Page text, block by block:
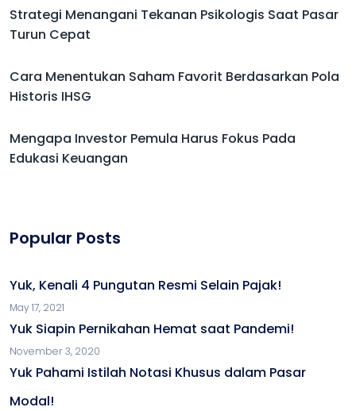
Strategi Menangani Tekanan Psikologis Saat Pasar
Turun Cepat
Cara Menentukan Saham Favorit Berdasarkan Pola
Historis IHSG
Mengapa Investor Pemula Harus Fokus Pada
Edukasi Keuangan
Popular Posts
Yuk, Kenali 4 Pungutan Resmi Selain Pajak!
May 17, 2021
Yuk Siapin Pernikahan Hemat saat Pandemi!
November 3, 2020
Yuk Pahami Istilah Notasi Khusus dalam Pasar
Modal!